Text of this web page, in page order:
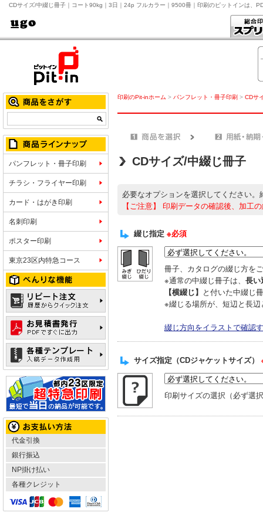
CDサイズ/中綴じ冊子｜コート90kg｜3日｜24p フルカラー｜9500冊｜印刷のピットインは、
パンフレット・冊子印刷
チラシ・フライヤー印刷
カード・はがき印刷
名刺印刷
ポスター印刷
東京23区内特急コース
代金引換
銀行振込
NP掛け払い
各種クレジット
印刷のPit-inホーム > パンフレット・冊子印刷 > CDサ
CDサイズ/中綴じ冊子
必要なオプションを選択してください。
【ご注意】
印刷データの確認後、加工
綴じ指定 ※必須
冊子、カタログの綴じ方を
※通常の中綴じ冊子は、 長い
【横綴じ】
と付いた中綴じ
※綴じる場所が、短辺と長
綴じ方向をイラストで確認
サイズ指定（CDジャケットサイズ）
印刷サイズの選択（必ず選